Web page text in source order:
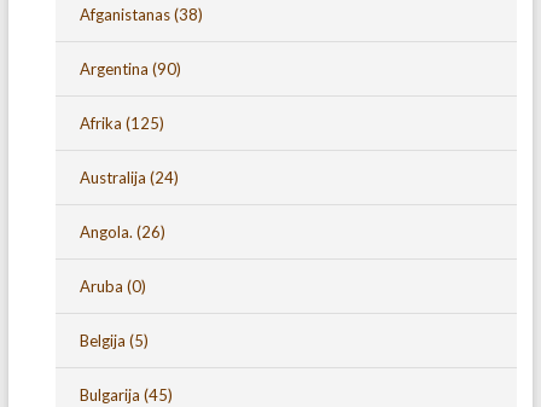
Afganistanas(38)
Argentina (90)
Afrika (125)
Australija (24)
Angola. (26)
Aruba (0)
Belgija (5)
Bulgarija (45)